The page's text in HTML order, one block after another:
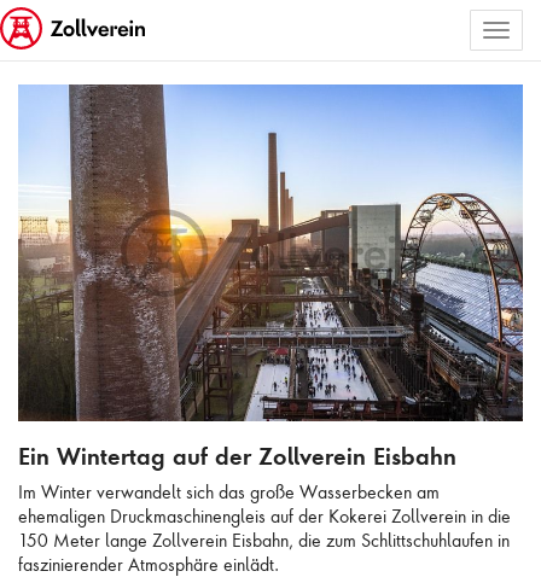
ALLE BILDER AUSWÄHLEN
Ein Wintertag auf der Zollverein Eisbahn
Im Winter verwandelt sich das große Wasserbecken am
ehemaligen Druckmaschinengleis auf der Kokerei Zollverein in die
150 Meter lange Zollverein Eisbahn, die zum Schlittschuhlaufen in
faszinierender Atmosphäre einlädt.